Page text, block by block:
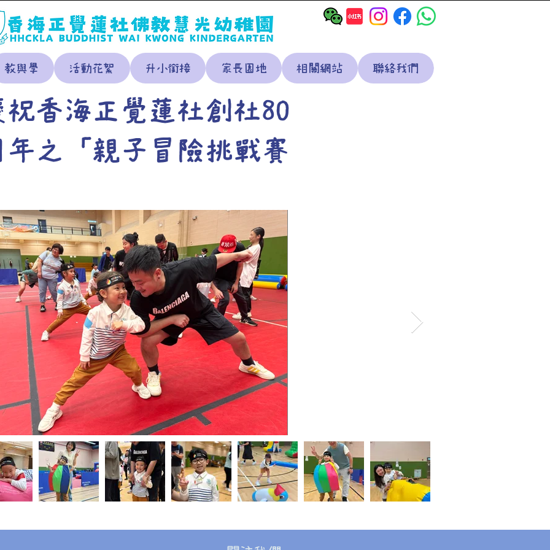
教與學 活動花絮 升小銜接 家長園地 相關網站 聯絡我們
祝香海正覺蓮社創社80
年之「親子冒險挑戰賽